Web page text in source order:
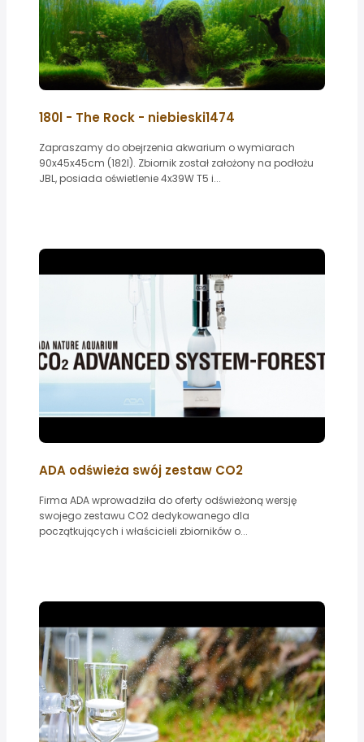
180l - The Rock - niebieski1474
Zapraszamy do obejrzenia akwarium o wymiarach
90x45x45cm (182l). Zbiornik został założony na podłożu
JBL, posiada oświetlenie 4x39W T5 i...
ADA odświeża swój zestaw CO2
Firma ADA wprowadziła do oferty odświeżoną wersję
swojego zestawu CO2 dedykowanego dla
początkujących i właścicieli zbiorników o...